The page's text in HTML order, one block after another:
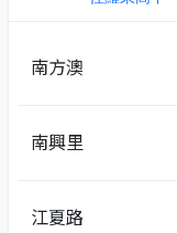
南方澳
南興里
江夏路